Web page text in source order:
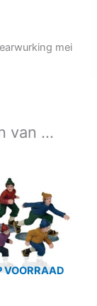
mei
van …
VOORRAAD